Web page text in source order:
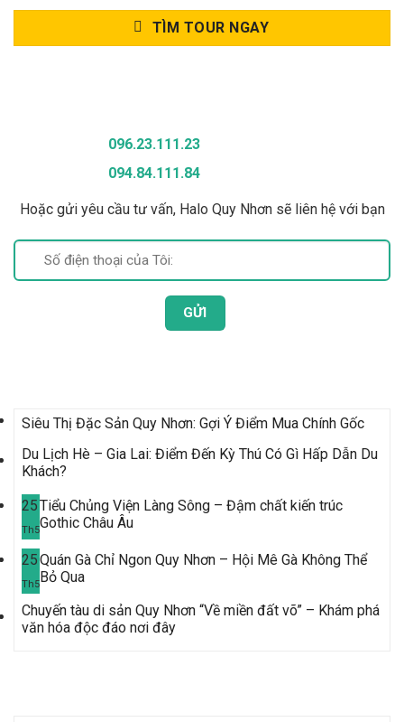
TÌM TOUR NGAY
096.23.111.23
094.84.111.84
Hoặc gửi yêu cầu tư vấn, Halo Quy Nhơn sẽ liên hệ với bạn
Siêu Thị Đặc Sản Quy Nhơn: Gợi Ý Điểm Mua Chính Gốc
Du Lịch Hè – Gia Lai: Điểm Đến Kỳ Thú Có Gì Hấp Dẫn Du
Khách?
25
Th5
Tiểu Chủng Viện Làng Sông – Đậm chất kiến trúc
Gothic Châu Âu
25
Th5
Quán Gà Chỉ Ngon Quy Nhơn – Hội Mê Gà Không Thể
Bỏ Qua
Chuyến tàu di sản Quy Nhơn “Về miền đất võ” – Khám phá
văn hóa độc đáo nơi đây